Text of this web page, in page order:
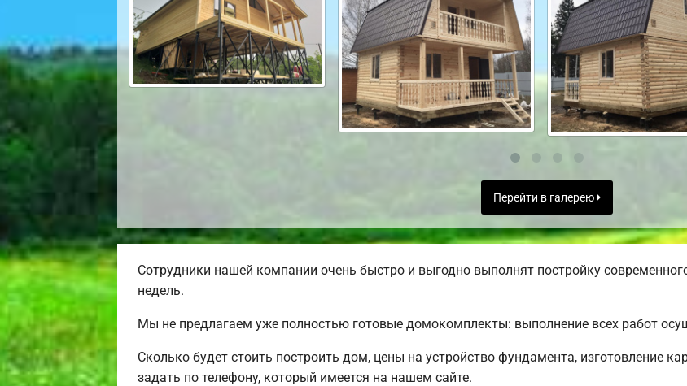
Перейти в галерею
Сотрудники нашей компании очень быстро и выгодно выполнят постройку
недель.
Мы не предлагаем уже полностью готовые домокомплекты: выполнение всех работ
Сколько будет стоить построить дом, цены на устройство фундамента, изготовление
задать по телефону, который имеется на нашем сайте.